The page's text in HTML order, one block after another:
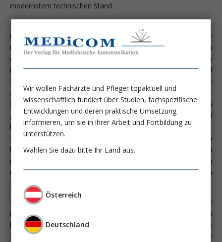
modernstem technischen Stand.
Bisher existierten in unserem Krankenhaus zwei getrennte,
räumlich sehr beengte Intensivstationen, eine für operative
und eine für internistische Patienten. Nunmehr arbeiten an
dieser neuen Abteilung Anästhesiologen und Internisten
neben- und miteinander. In einer langfristigen Planungs- und
Bauphase haben Ärzteschaft und Pflege beider Fächer seit
August 2000 intensiv gemeinsam gearbeitet und mit
verschiedensten Experten nach den bestmöglichen Lösungen
gesucht. Es war dies auch ein hervorragendes und
konstruktives Training für die jetzige ausgezeichnet
funktionierende Zusammenarbeit. Wir haben uns neben
technischen, medizinischen und pflegerischen Fragestellungen
und Problemen auch ganz besonders mit den Bedürfnissen
und Wünschen der Betroffenen, akut- und schwerkranken
Patienten und deren Angehörigen befasst.
Die zu schaffende gute, beruhigte und geschützte, wohltuende
und den Heilungsprozess fördernde Atmosphäre war uns ein
besonderes Anliegen. Die Raumgestaltung, die
Lichtabstimmung, die Farbgebung und diverse andere
Wir wollen Fachärzte und Pfleger topaktuell und
wissenschaftlich fundiert über Studien, fachspezifische
Entwicklungen und deren praktische Umsetzung
informieren, um sie in ihrer Arbeit und Fortbildung zu
unterstützen.
Wählen Sie dazu bitte Ihr Land aus.
Österreich
Deutschland